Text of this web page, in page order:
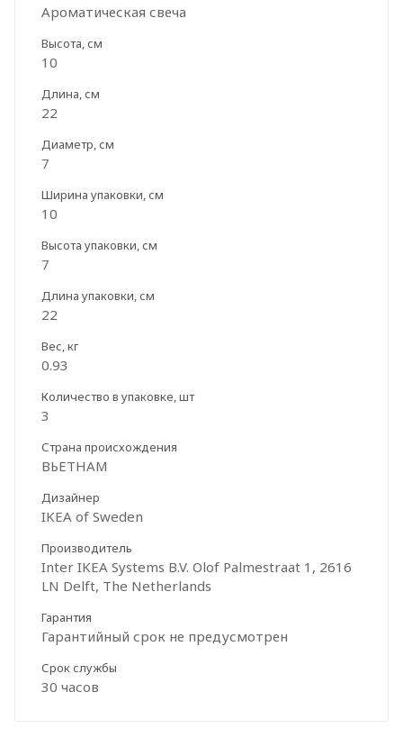
Ароматическая свеча
Высота, см
10
Длина, см
22
Диаметр, см
7
Ширина упаковки, см
10
Высота упаковки, см
7
Длина упаковки, см
22
Вес, кг
0.93
Количество в упаковке, шт
3
Страна происхождения
ВЬЕТНАМ
Дизайнер
IKEA of Sweden
Производитель
Inter IKEA Systems B.V. Olof Palmestraat 1, 2616
LN Delft, The Netherlands
Гарантия
Гарантийный срок не предусмотрен
Срок службы
30 часов